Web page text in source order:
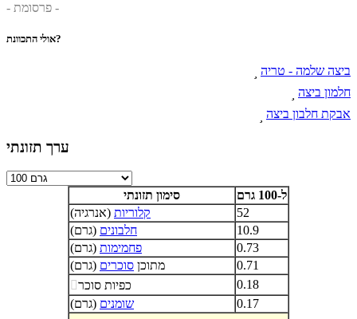
- פרסומת -
אולי התכוונת?
ביצה שלמה - טריה
חלמון ביצה
אבקת חלבון ביצה
ערך תזונתי
סימון תזונתי
ל-100 גרם
קלוריות (אנרגיה)
52
חלבונים (גרם)
10.9
פחמימות (גרם)
0.73
מתוכן סוכרים (גרם)
0.71
כפיות סוכר
0.18
שומנים (גרם)
0.17